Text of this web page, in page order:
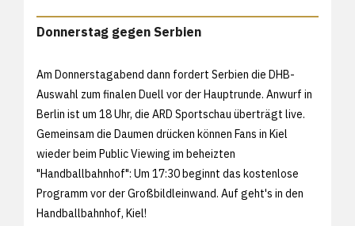
Donnerstag gegen Serbien
Am Donnerstagabend dann fordert Serbien die DHB-
Auswahl zum finalen Duell vor der Hauptrunde. Anwurf in
Berlin ist um 18 Uhr, die ARD Sportschau überträgt live.
Gemeinsam die Daumen drücken können Fans in Kiel
wieder beim Public Viewing im beheizten
"Handballbahnhof": Um 17:30 beginnt das kostenlose
Programm vor der Großbildleinwand. Auf geht's in den
Handballbahnhof, Kiel!